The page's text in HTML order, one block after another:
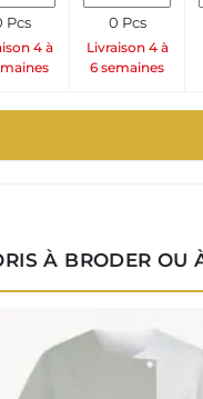
Pcs
4 à
0 Pcs
Livraison 4 à
6 semaines
À BRODER OU